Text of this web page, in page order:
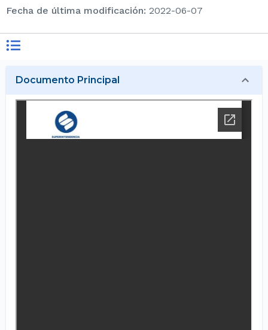
Fecha de última modificación: 2022-06-07
Documento Principal